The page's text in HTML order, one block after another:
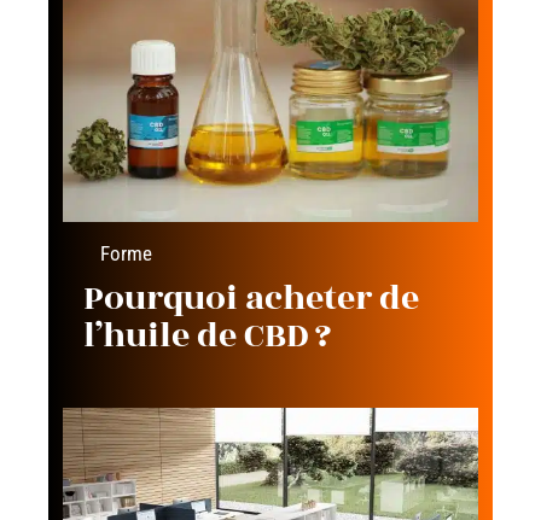
Forme
Pourquoi acheter de
l’huile de CBD ?